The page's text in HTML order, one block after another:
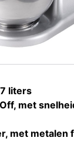
liters
met
met metalen